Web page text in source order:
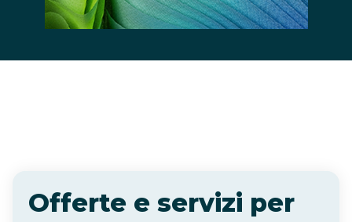
Offerte e servizi per